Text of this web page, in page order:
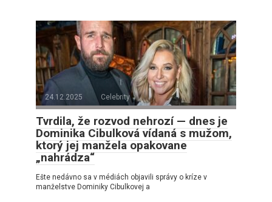
24.12.2025 Celebrity
Tvrdila, že rozvod nehrozí — dnes je
Dominika Cibulková vídaná s mužom,
ktorý jej manžela opakovane
„nahrádza“
Ešte nedávno sa v médiách objavili správy o kríze v
manželstve Dominiky Cibulkovej a